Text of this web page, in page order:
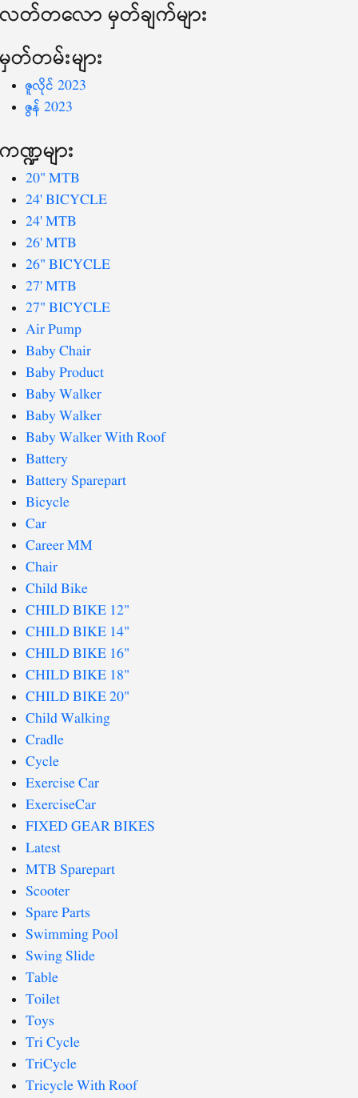
လတ်တ‌လော မှတ်ချက်များ
မှတ်တမ်းများ
ဇူလိုင် 2023
ဇွန် 2023
ကဏ္ဍများ
20" MTB
24' BICYCLE
24' MTB
26' MTB
26" BICYCLE
27' MTB
27" BICYCLE
Air Pump
Baby Chair
Baby Product
Baby Walker
Baby Walker
Baby Walker With Roof
Battery
Battery Sparepart
Bicycle
Car
Career MM
Chair
Child Bike
CHILD BIKE 12"
CHILD BIKE 14"
CHILD BIKE 16"
CHILD BIKE 18"
CHILD BIKE 20"
Child Walking
Cradle
Cycle
Exercise Car
ExerciseCar
FIXED GEAR BIKES
Latest
MTB Sparepart
Scooter
Spare Parts
Swimming Pool
Swing Slide
Table
Toilet
Toys
Tri Cycle
TriCycle
Tricycle With Roof